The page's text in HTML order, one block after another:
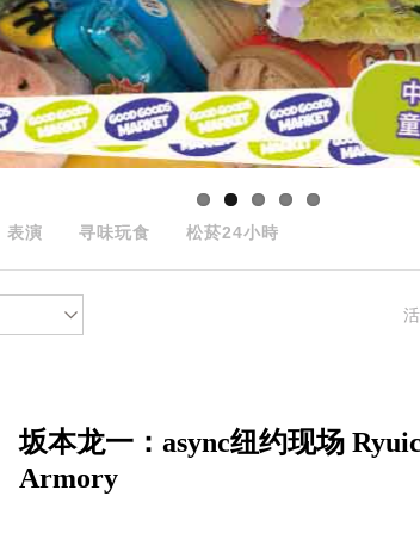
表演 寻味玩食 松菸24小時
坂本龙一：async纽约现场
Armory